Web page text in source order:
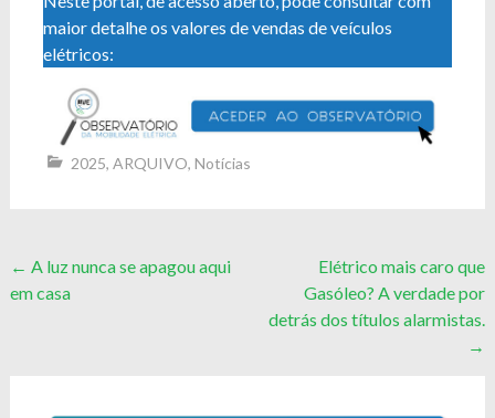
maior detalhe os valores de vendas de veículos
elétricos:
2025, ARQUIVO, Notícias
Post
navigation
← A luz nunca se apagou aqui
em casa
Elétrico mais caro que
Gasóleo? A verdade por
detrás dos títulos alarmistas.
→